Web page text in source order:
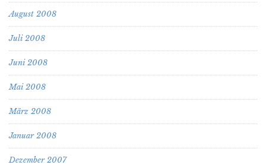
August 2008
Juli 2008
Juni 2008
Mai 2008
März 2008
Januar 2008
Dezember 2007